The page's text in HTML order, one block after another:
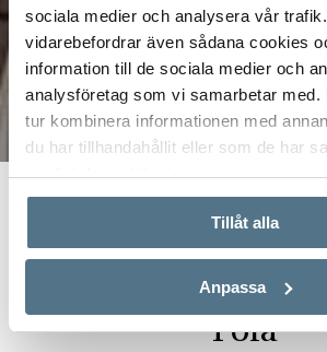
sociala medier och analysera vår
vidarebefordrar även sådana cookies
information till de sociala medier och
analysföretag som vi samarbetar med.
tur kombinera informationen med
du har tillhandahållit eller som de har
använt deras tjänster.
Tillåt alla
Anpassa
Start Real Estate Alicante –
Mäklare i Alicante
Pola